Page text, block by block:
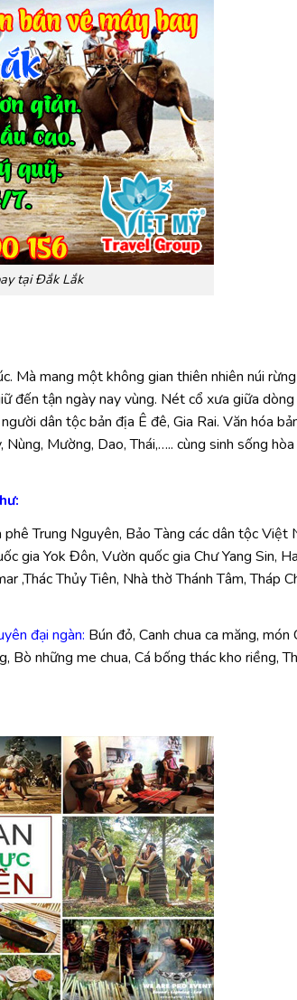
tại Đắk Lắk
Mà mang một không gian thiên nhiên núi
đến tận ngày nay vùng. Nét cổ xưa giữa dòng
dân tộc bản địa Ê đê, Gia Rai. Văn hóa
Mường, Dao, Thái,….. cùng sinh sống
Trung Nguyên, Bảo Tàng các dân tộc Việt
gia Yok Đôn, Vườn quốc gia Chư Yang Sin,
,Thác Thủy Tiên, Nhà thờ Thánh Tâm, Tháp
đại ngàn: Bún đỏ, Canh chua ca măng, món
Bò những me chua, Cá bống thác kho riềng,